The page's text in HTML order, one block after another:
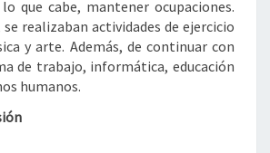
que cabe, mantener ocupaciones.
realizaban actividades de ejercicio
y arte. Además, de continuar con
de trabajo, informática, educación
humanos.